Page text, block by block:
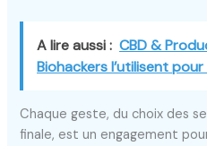
A lire aussi : CBD &
Biohackers l’utilisent
Chaque geste, du choix des
finale, est un engagement